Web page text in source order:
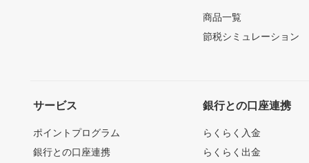
商品一覧
節税シミュレーション
サービス
ポイントプログラム
銀行との口座連携
銀行との口座連携
らくらく入金
らくらく出金